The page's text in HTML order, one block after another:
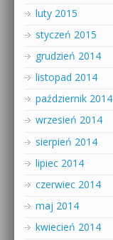
luty 2015
styczeń 2015
grudzień 2014
listopad 2014
październik 2014
wrzesień 2014
sierpień 2014
lipiec 2014
czerwiec 2014
maj 2014
kwiecień 2014